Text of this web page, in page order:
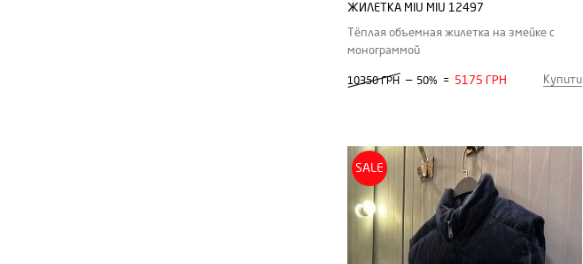
ЖИЛЕТКА MIU MIU 12497
Тёплая объемная жилетка на змейке с
монограммой
10350 ГРН — 50% = 5175 ГРН Купити
SALE